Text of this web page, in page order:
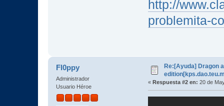
http://
problemita-
Fl0ppy
Administrador
Usuario Héroe
Re:[Ayuda] Dragon
« Respuesta #2 en: 20 de